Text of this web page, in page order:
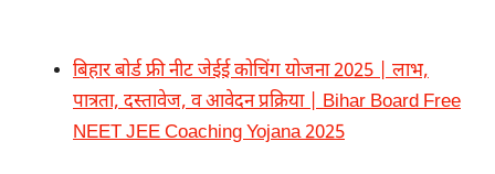
बिहार बोर्ड फ्री नीट जेईई कोचिंग योजना 2025 | लाभ,
पात्रता, दस्तावेज, व आवेदन प्रक्रिया | Bihar Board Free
NEET JEE Coaching Yojana 2025